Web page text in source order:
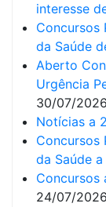
interesse
Concursos
da Saúde
Aberto
Urgência
30/07/2026
Notícias a
Concursos
da Saúde
24/07/2026